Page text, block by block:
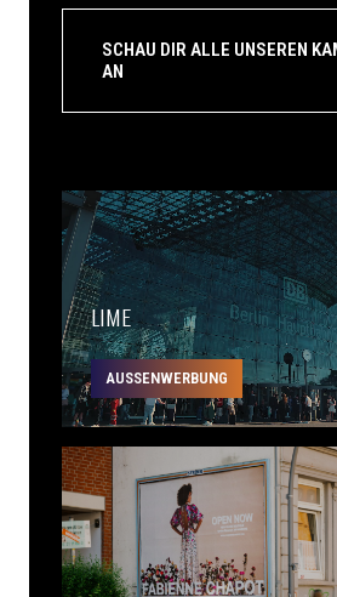
SCHAU DIR ALLE UNSEREN
AN
LIME
AUSSENWERBUNG